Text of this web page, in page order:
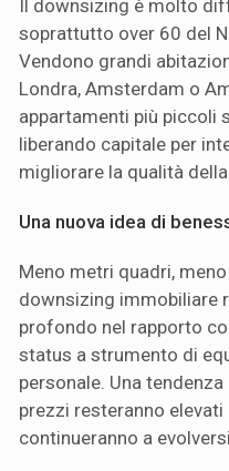
Il downsizing è molto
soprattutto over 60 del
Vendono grandi
Londra, Amsterdam o
appartamenti più piccoli
liberando capitale per
migliorare la qualità della
Una nuova idea di
Meno metri quadri,
downsizing immobiliare
profondo nel rapporto
status a strumento di
personale. Una
prezzi resteranno
continueranno a evolversi.